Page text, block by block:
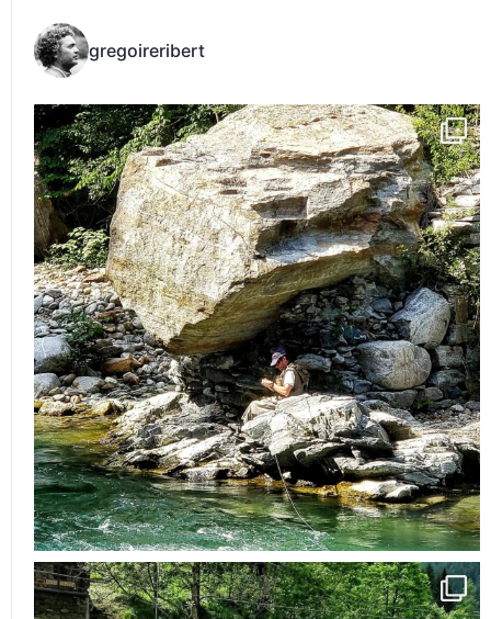
gregoireribert